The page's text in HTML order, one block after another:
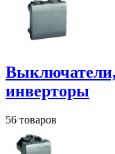
инверторы
56 товаров